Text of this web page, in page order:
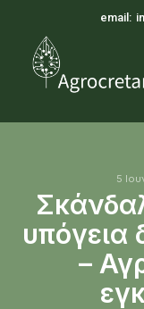
email:
5
υπόγεια
–